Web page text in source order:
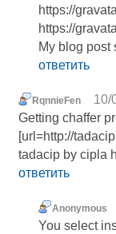
https://
https://
My blog post
ответить
RqnnieFen
10/
Getting chaffer
[url=http://
tadacip by cipla
ответить
Anonymous
You select